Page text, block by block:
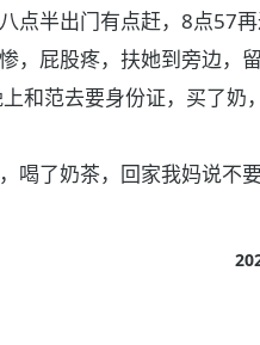
点半出门有点赶，8点57
，屁股疼，扶她到旁边，
和范去要身份证，买了奶
了奶茶，回家我妈说不